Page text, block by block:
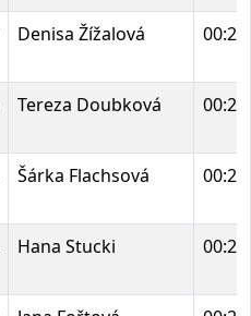
Denisa Žížalová
Tereza Doubková
Šárka Flachsová
Hana Stucki